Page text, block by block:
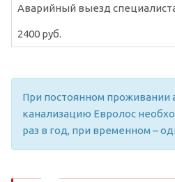
Аварийный выезд
2400 руб.
При постоянном проживании
канализацию Евролос
раз в год, при временном –